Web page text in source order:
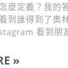
麼定義？我的
到誰得到了奧
看到朋
»